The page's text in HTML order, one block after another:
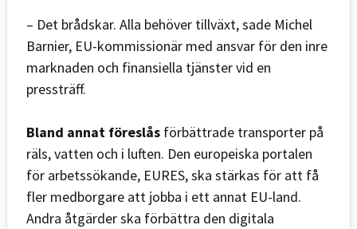
– Det brådskar. Alla behöver tillväxt, sade Michel
Barnier, EU-kommissionär med ansvar för den inre
marknaden och finansiella tjänster vid en
pressträff.
Bland annat föreslås förbättrade transporter på
räls, vatten och i luften. Den europeiska portalen
för arbetssökande, EURES, ska stärkas för att få
fler medborgare att jobba i ett annat EU-land.
Andra åtgärder ska förbättra den digitala